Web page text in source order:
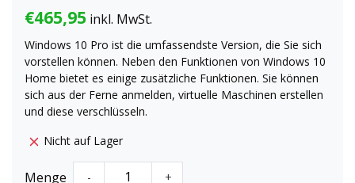
€465,95 inkl. MwSt.
Windows 10 Pro ist die umfassendste Version, die Sie sich
vorstellen können. Neben den Funktionen von Windows 10
Home bietet es einige zusätzliche Funktionen. Sie können
sich aus der Ferne anmelden, virtuelle Maschinen erstellen
und diese verschlüsseln.
Nicht auf Lager
Menge - +